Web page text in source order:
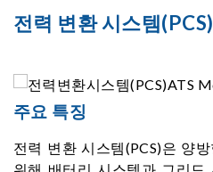
전력 변환 시스템
주요 특징
전력 변환 시스템(PCS)은 양